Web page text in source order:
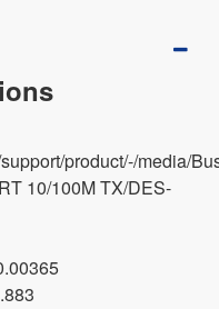
product/-/media/
10/100M TX/DES-